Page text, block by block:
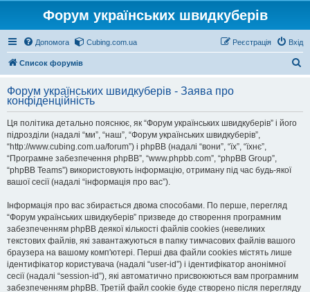
Форум українських швидкуберів
Допомога Cubing.com.ua Вхід
Реєстрація
Список форумів
у
Форум українських швидкуберів - Заява про
конфіденційність
Ця політика детально пояснює, як “Форум українських швидкуберів” і його
підрозділи (надалі “ми”, “наш”, “Форум українських швидкуберів”,
“http://www.cubing.com.ua/forum”) і phpBB (надалі “вони”, “їх”, “їхнє”,
“Програмне забезпечення phpBB”, “www.phpbb.com”, “phpBB Group”,
“phpBB Teams”) використовують інформацію, отриману під час будь-якої
вашої сесії (надалі “інформація про вас”).
Інформація про вас збирається двома способами. По перше, перегляд
“Форум українських швидкуберів” призведе до створення програмним
забезпеченням phpBB деякої кількості файлів cookies (невеликих
текстових файлів, які завантажуються в папку тимчасових файлів вашого
браузера на вашому комп'ютері. Перші два файли cookies містять лише
ідентифікатор користувача (надалі “user-id”) і ідентифікатор анонімної
сесії (надалі “session-id”), які автоматично присвоюються вам програмним
забезпеченням phpBB. Третій файл cookie буде створено після перегляду